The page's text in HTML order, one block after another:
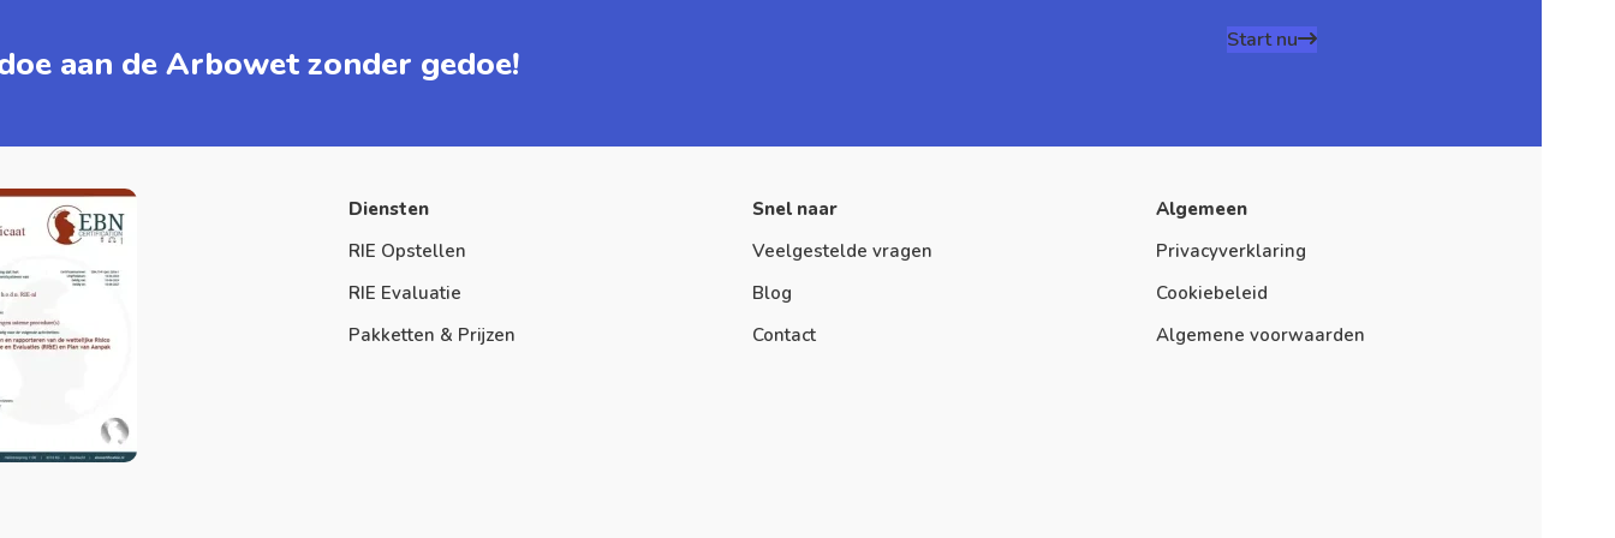
aan de Arbowet zonder gedoe!
Start nu
Diensten
RIE Opstellen
RIE Evaluatie
Pakketten & Prijzen
Snel naar
Veelgestelde vragen
Blog
Contact
Algemeen
Privacyverklaring
Cookiebeleid
Algemene voorwaarden